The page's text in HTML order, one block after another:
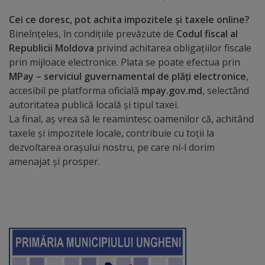
Comisii
de
specialitate
Regulamentul
Consiliului
Calitate
și
Plăți
Cei ce doresc, pot achita impozitele și taxele online?
Bineînțeles, în condițiile prevăzute de Codul fiscal al
Republicii Moldova privind achitarea obligațiilor fiscale
prin mijloace electronice. Plata se poate efectua prin
MPay – serviciul guvernamental de plăți electronice,
accesibil pe platforma oficială mpay.gov.md, selectând
autoritatea publică locală și tipul taxei.
La final, aș vrea să le reamintesc oamenilor că, achitând
taxele și impozitele locale, contribuie cu toții la
dezvoltarea orașului nostru, pe care ni-l dorim
amenajat și prosper.